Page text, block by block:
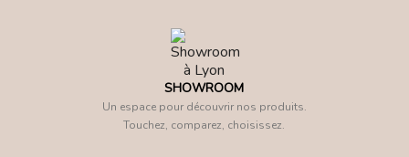
SHOWROOM
Un espace pour découvrir nos produits.
Touchez, comparez, choisissez.